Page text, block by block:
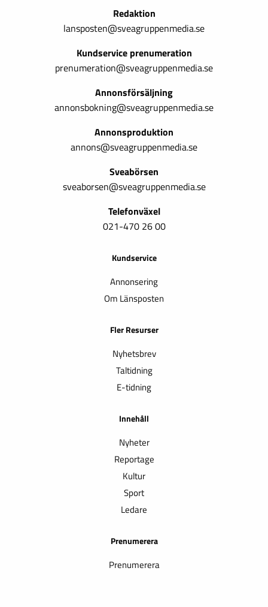
Redaktion
lansposten@sveagruppenmedia.se
Kundservice prenumeration
prenumeration@sveagruppenmedia.se
Annonsförsäljning
annonsbokning@sveagruppenmedia.se
Annonsproduktion
annons@sveagruppenmedia.se
Sveabörsen
sveaborsen@sveagruppenmedia.se
Telefonväxel
021-470 26 00
Kundservice
Annonsering
Om Länsposten
Fler Resurser
Nyhetsbrev
Taltidning
E-tidning
Innehåll
Nyheter
Reportage
Kultur
Sport
Ledare
Prenumerera
Prenumerera